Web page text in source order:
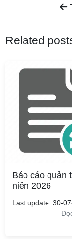
Related
Báo cáo quản
niên 2026
Last update: 30-